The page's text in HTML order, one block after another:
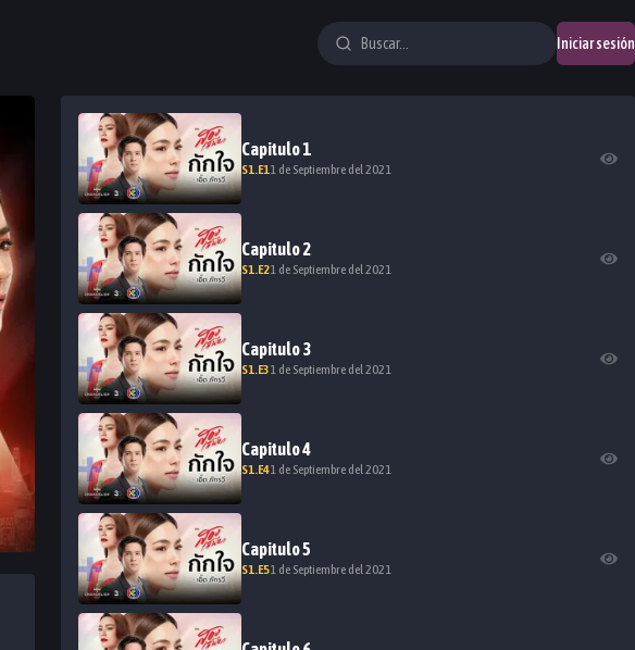
Iniciar sesión
Capitulo1
S1 .E11 de Septiembre del 2021
Capitulo2
S1 .E21 de Septiembre del 2021
Capitulo3
S1 .E31 de Septiembre del 2021
Capitulo4
S1 .E41 de Septiembre del 2021
Capitulo5
S1 .E51 de Septiembre del 2021